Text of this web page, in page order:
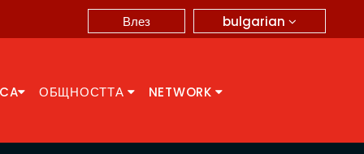
bulgarian
Влез
ОБЩНОСТТА NETWORK